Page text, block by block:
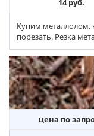
14 руб.
Купим металлолом,
порезать. Резка
цена по